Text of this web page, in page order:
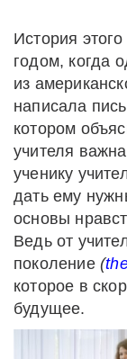
История
годом, когда
из
написала
котором
учителя
ученику
дать ему
основы
Ведь от
поколение (
которое в
будущее.